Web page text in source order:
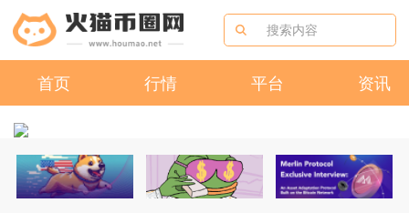
首页 行情 平台 资讯